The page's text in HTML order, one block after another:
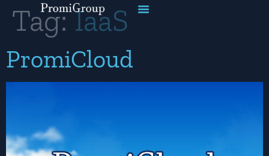
Tag:IaaS
PromiCloud